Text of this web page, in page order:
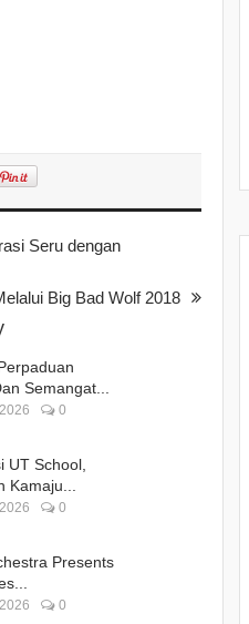
Seru dengan
Big Bad Wolf 2018
Semangat...
0
UT School,
Kamaju...
0
Presents
0